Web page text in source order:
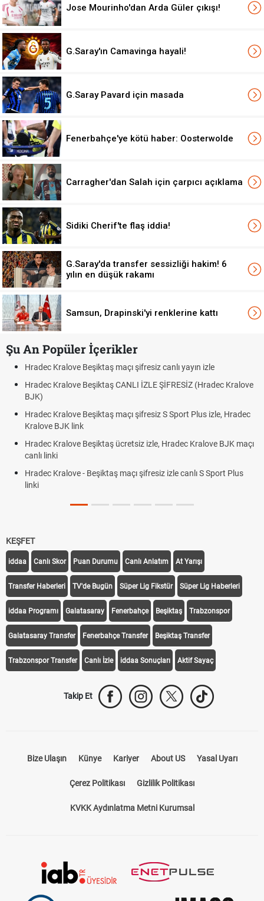
Jose Mourinho'dan Arda Güler çıkışı!
G.Saray'ın Camavinga hayali!
G.Saray Pavard için masada
Fenerbahçe'ye kötü haber: Oosterwolde
Carragher'dan Salah için çarpıcı açıklama
Sidiki Cherif'te flaş iddia!
G.Saray'da transfer sessizliği hakim! 6
yılın en düşük rakamı
Samsun, Drapinski'yi renklerine kattı
Şu An Popüler İçerikler
şifresiz canlı yayın izle
İZLE ŞİFRESİZ (Hradec Kralove
şifresiz S Sport Plus izle, Hradec
izle, Hradec Kralove BJK maçı
şifresiz izle canlı S Sport Plus
Hradec Kralove - Beşiktaş
Hradec Kralove Beşiktaş
Trivela Nedir? Trivela Vuruşu
Plonjon Nedir? Kalecilikte
KEŞFET
iddaa Canlı Skor Puan Durumu Canlı Anlatım At Yarışı
Transfer Haberleri TV'de Bugün Süper Lig Fikstür Süper Lig Haberleri
iddaa Programı Galatasaray Fenerbahçe Beşiktaş Trabzonspor
Galatasaray Transfer Fenerbahçe Transfer Beşiktaş Transfer
Trabzonspor Transfer Canlı İzle iddaa Sonuçları Aktif Sayaç
Takip Et
Bize Ulaşın Künye Kariyer About US Yasal Uyarı
Çerez Politikası Gizlilik Politikası
KVKK Aydınlatma Metni Kurumsal